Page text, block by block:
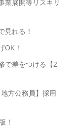
業展開等リスキリ
見れる！
OK！
で差をつける【2
方公務員】採用
！